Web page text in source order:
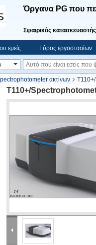
Όργανα PG που
Σφαιρικός
εμείς Γύρος εργοστασίων
ακτίνων
T110+/